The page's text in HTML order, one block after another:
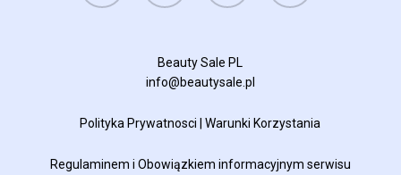
Beauty Sale PL
info@beautysale.pl
Polityka Prywatnosci |Warunki Korzystania
Regulaminem i Obowiązkiem informacyjnym serwisu